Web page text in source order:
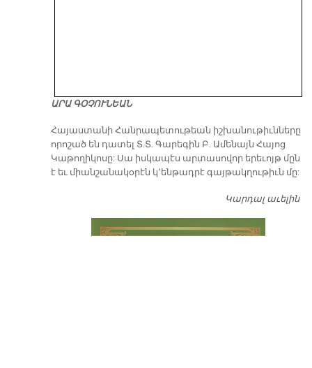
ԱՐԱ ԳՕՉՈՒՆԵԱՆ
​Հայաստանի Հանրապետութեան իշխանութիւնները
որոշած են դատել Տ.Տ. Գարեգին Բ. Ամենայն Հայոց
Կաթողիկոսը: Սա իսկապէս արտասովոր երեւոյթ մըն
է եւ միանշանակօրէն կ՚ենթադրէ գայթակղութիւն մը:
Կարդալ աւելին